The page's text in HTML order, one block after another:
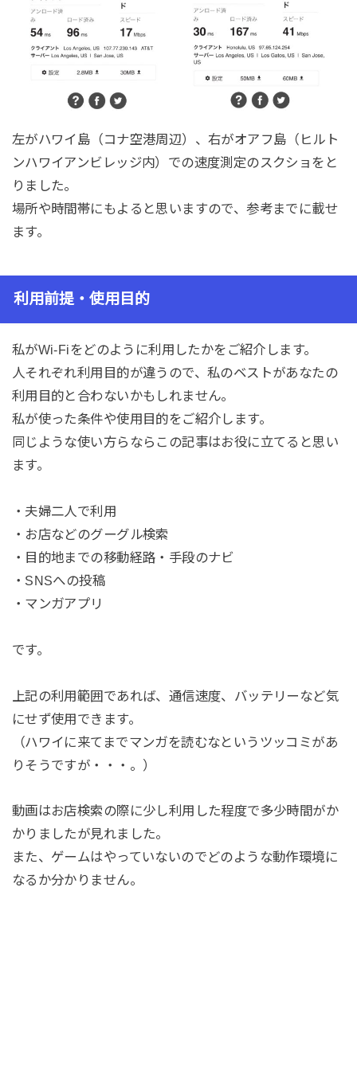
左がハワイ島（コナ空港周辺）、右がオアフ島（ヒルト
ンハワイアンビレッジ内）での速度測定のスクショをと
りました。
場所や時間帯にもよると思いますので、参考までに載せ
ます。
利用前提・使用目的
私がWi-Fiをどのように利用したかをご紹介します。
人それぞれ利用目的が違うので、私のベストがあなたの
利用目的と合わないかもしれません。
私が使った条件や使用目的をご紹介します。
同じような使い方らならこの記事はお役に立てると思い
ます。
・夫婦二人で利用
・お店などのグーグル検索
・目的地までの移動経路・手段のナビ
・SNSへの投稿
・マンガアプリ
です。
上記の利用範囲であれば、通信速度、バッテリーなど気
にせず使用できます。
（ハワイに来てまでマンガを読むなというツッコミがあ
りそうですが・・・。）
動画はお店検索の際に少し利用した程度で多少時間がか
かりましたが見れました。
また、ゲームはやっていないのでどのような動作環境に
なるか分かりません。